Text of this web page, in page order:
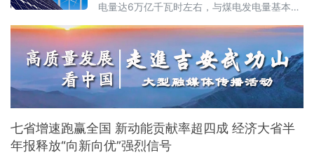
电量达6万亿千瓦时左右，与煤电发电量基本相
上，“十五五”期间全产业链总投资规模预计超过
5万亿元
七省增速跑赢全国 新动能贡献率超四成 经济大省半
年报释放“向新向优”强烈信号